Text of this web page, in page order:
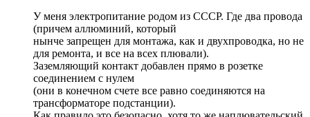
У меня электропитание родом из СССР. Где два провода
(причем аллюминий, который
нынче запрещен для монтажа, как и двухпроводка, но не
для ремонта, и все на всех плювали).
Заземляющий контакт добавлен прямо в розетке
соединением с нулем
(они в конечном счете все равно соединяются на
трансформаторе подстанции).